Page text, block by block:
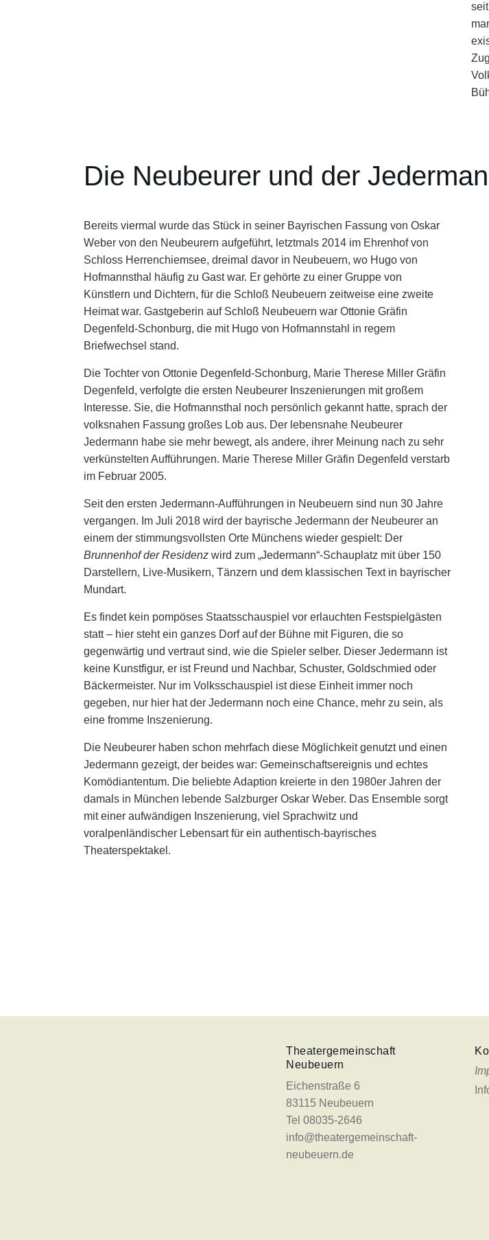
Die Neubeurer und der
Bereits viermal wurde das Stück in seiner Bayrischen Fassung von Oskar
Weber von den Neubeurern aufgeführt, letztmals 2014 im Ehrenhof von
Schloss Herrenchiemsee, dreimal davor in Neubeuern, wo Hugo von
Hofmannsthal häufig zu Gast war. Er gehörte zu einer Gruppe von
Künstlern und Dichtern, für die Schloß Neubeuern zeitweise eine zweite
Heimat war. Gastgeberin auf Schloß Neubeuern war Ottonie Gräfin
Degenfeld-Schonburg, die mit Hugo von Hofmannstahl in regem
Briefwechsel stand.
Die Tochter von Ottonie Degenfeld-Schonburg, Marie Therese Miller Gräfin
Degenfeld, verfolgte die ersten Neubeurer Inszenierungen mit großem
Interesse. Sie, die Hofmannsthal noch persönlich gekannt hatte, sprach der
volksnahen Fassung großes Lob aus. Der lebensnahe Neubeurer
Jedermann habe sie mehr bewegt, als andere, ihrer Meinung nach zu sehr
verkünstelten Aufführungen. Marie Therese Miller Gräfin Degenfeld verstarb
im Februar 2005.
Seit den ersten Jedermann-Aufführungen in Neubeuern sind nun 30 Jahre
vergangen. Im Juli 2018 wird der bayrische Jedermann der Neubeurer an
einem der stimmungsvollsten Orte Münchens wieder gespielt: Der
Brunnenhof der Residenz wird zum „Jedermann“-Schauplatz mit über 150
Darstellern, Live-Musikern, Tänzern und dem klassischen Text in bayrischer
Mundart.
Es findet kein pompöses Staatsschauspiel vor erlauchten Festspielgästen
statt – hier steht ein ganzes Dorf auf der Bühne mit Figuren, die so
gegenwärtig und vertraut sind, wie die Spieler selber. Dieser Jedermann ist
keine Kunstfigur, er ist Freund und Nachbar, Schuster, Goldschmied oder
Bäckermeister. Nur im Volksschauspiel ist diese Einheit immer noch
gegeben, nur hier hat der Jedermann noch eine Chance, mehr zu sein, als
eine fromme Inszenierung.
Die Neubeurer haben schon mehrfach diese Möglichkeit genutzt und einen
Jedermann gezeigt, der beides war: Gemeinschaftsereignis und echtes
Komödiantentum. Die beliebte Adaption kreierte in den 1980er Jahren der
damals in München lebende Salzburger Oskar Weber. Das Ensemble sorgt
mit einer aufwändigen Inszenierung, viel Sprachwitz und
voralpenländischer Lebensart für ein authentisch-bayrisches
Theaterspektakel.
Theatergemeinschaft
Neubeuern
Eichenstraße 6
83115 Neubeuern
Tel 08035-2646
info@theatergemeinschaft-
neubeuern.de